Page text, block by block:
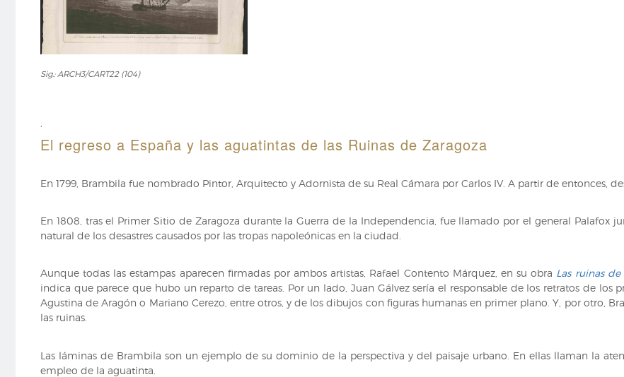
ARCH3/CART22
Sig.: ARCH3/CART22 (104)
El regreso a España y las aguatintas de las Ruinas de Zaragoza
En 1799, Brambila fue nombrado Pintor, Arquitecto y Adornista de su Real Cámara por Carlos IV. A partir de entonces,
En 1808, tras el Primer Sitio de Zaragoza durante la Guerra de la Independencia, fue llamado por el general Palafox
natural de los desastres causados por las tropas napoleónicas en la ciudad.
Aunque todas las estampas aparecen firmadas por ambos artistas, Rafael Contento Márquez, en su obra Las ruinas
indica que parece que hubo un reparto de tareas. Por un lado, Juan Gálvez sería el responsable de los retratos de los
Agustina de Aragón o Mariano Cerezo, entre otros, y de los dibujos con figuras humanas en primer plano. Y, por otro,
las ruinas.
Las láminas de Brambila son un ejemplo de su dominio de la perspectiva y del paisaje urbano. En ellas llaman la
empleo de la aguatinta.